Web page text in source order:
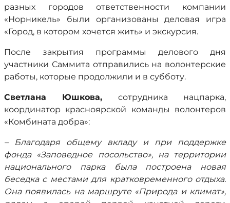
разных городов ответственности компании
«Норникель» были организованы деловая игра
«Город, в котором хочется жить» и экскурсия.
После закрытия программы делового дня
участники Саммита отправились на волонтерские
работы, которые продолжили и в субботу.
Светлана Юшкова, сотрудника нацпарка,
координатор красноярской команды волонтеров
«Комбината добра»:
– Благодаря общему вкладу и при поддержке
фонда «Заповедное посольство», на территории
национального парка была построена новая
беседка с местами для кратковременного отдыха.
Она появилась на маршруте «Природа и климат»,